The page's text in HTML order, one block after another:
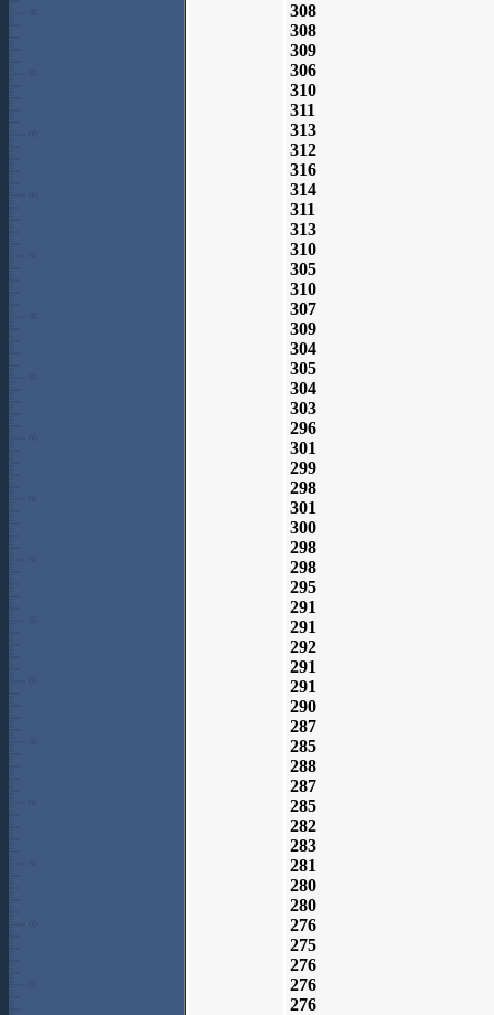
308
308
309
306
310
311
313
312
316
314
311
313
310
305
310
307
309
304
305
304
303
296
301
299
298
301
300
298
298
295
291
291
292
291
291
290
287
285
288
287
285
282
283
281
280
280
276
275
276
276
276